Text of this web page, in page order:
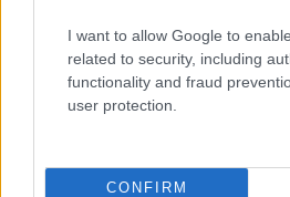
I want to allow Google to
related to security, including
functionality and fraud
user protection.
CONFIRM
έως τρία χρόνια νωρίτερα
επιστήμονες